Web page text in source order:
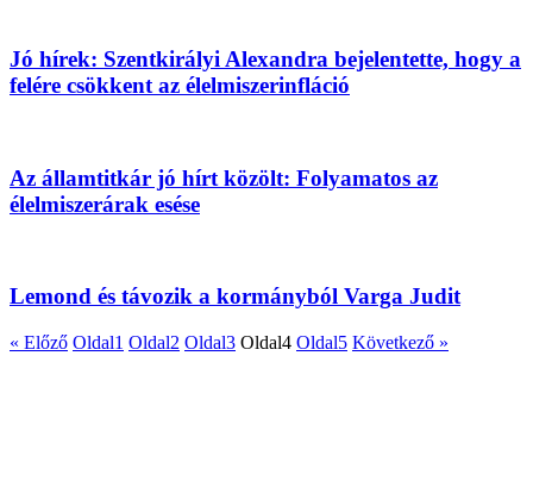
Jó hírek: Szentkirályi Alexandra bejelentette, hogy a
felére csökkent az élelmiszerinfláció
Az államtitkár jó hírt közölt: Folyamatos az
élelmiszerárak esése
Lemond és távozik a kormányból Varga Judit
« Előző Oldal1 Oldal2 Oldal3 Oldal4 Oldal5 Következő »